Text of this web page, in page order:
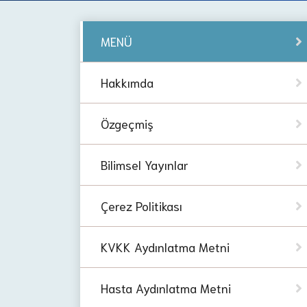
MENÜ
Hakkımda
Özgeçmiş
Bilimsel Yayınlar
Çerez Politikası
KVKK Aydınlatma Metni
Hasta Aydınlatma Metni